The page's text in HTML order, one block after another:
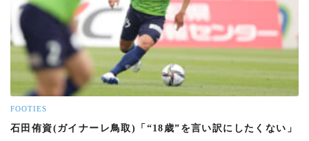
FOOTIES
石田侑資(ガイナーレ鳥取)「“18歳”を言い訳にしたくない」